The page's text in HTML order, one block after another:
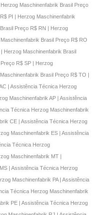
Maschinenfabrik Brasil Preço
PI | Herzog Maschinenfabrik
Preço R$ RN | Herzog
Brasil Preço R$ RO
Herzog Maschinenfabrik Brasil
R$ SP | Herzog
Brasil Preço R$ TO |
| Assistência Técnica Herzog
Maschinenfabrik AP | Assistência
Técnica Herzog Maschinenfabrik
CE | Assistência Técnica Herzog
Maschinenfabrik ES | Assistência
Técnica Herzog
Maschinenfabrik MT |
| Assistência Técnica Herzog
Maschinenfabrik PA | Assistência
Técnica Herzog Maschinenfabrik
PE | Assistência Técnica Herzog